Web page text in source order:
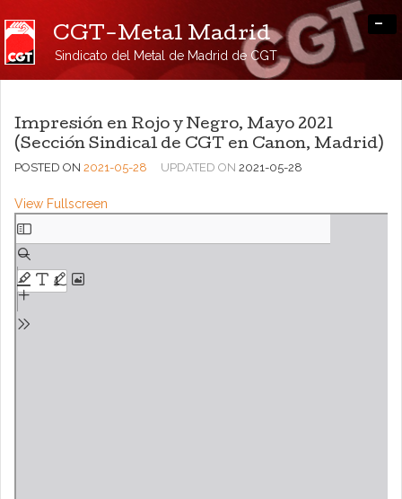
CGT-Metal Madrid
Sindicato del Metal de Madrid de CGT
-
Impresión en Rojo y Negro, Mayo 2021
(Sección Sindical de CGT en Canon, Madrid)
POSTED ON 2021-05-28 UPDATED ON 2021-05-28
View Fullscreen
Saltar
al
contenido
del
PDF